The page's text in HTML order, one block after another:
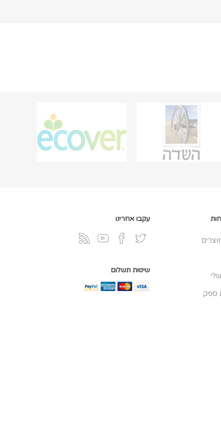
ספק
עקבו אחרינו
שיטות תשלום